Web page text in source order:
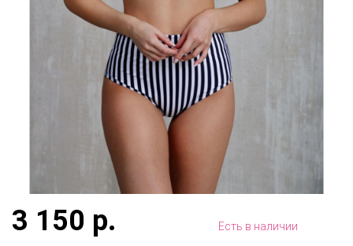
3 150 р. Есть в наличии